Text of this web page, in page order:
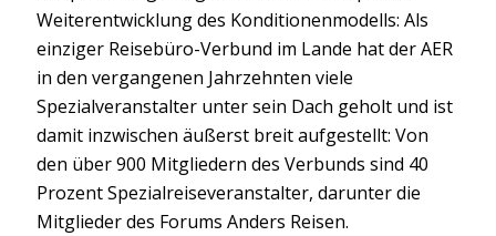
Weiterentwicklung des Konditionenmodells: Als
einziger Reisebüro-Verbund im Lande hat der AER
in den vergangenen Jahrzehnten viele
Spezialveranstalter unter sein Dach geholt und ist
damit inzwischen äußerst breit aufgestellt: Von
den über 900 Mitgliedern des Verbunds sind 40
Prozent Spezialreiseveranstalter, darunter die
Mitglieder des Forums Anders Reisen.